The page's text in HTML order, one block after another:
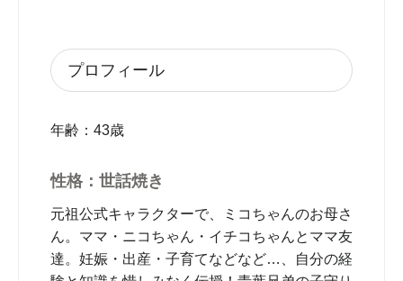
プロフィール
年齢：43歳
性格：世話焼き
元祖公式キャラクターで、ミコちゃんのお母さ
ん。ママ・ニコちゃん・イチコちゃんとママ友
達。妊娠・出産・子育てなどなど…、自分の経